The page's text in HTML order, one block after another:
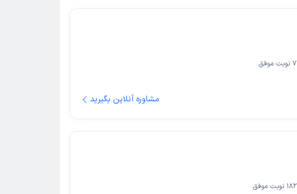
7 نوبت موفق
مشاوره آنلاین بگیرید
182 نوبت موفق